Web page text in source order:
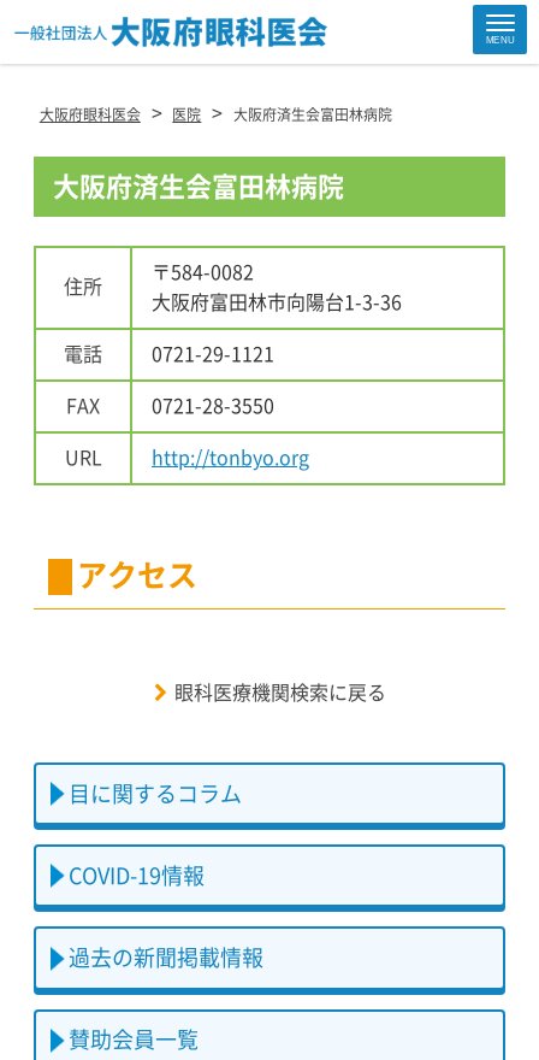
MENU
大阪府眼科医会 > 医院 > 大阪府済生会富田林病院
大阪府済生会富田林病院
住所
〒584-0082
大阪府富田林市向陽台1-3-36
電話 0721-29-1121
FAX 0721-28-3550
URL http://tonbyo.org
アクセス
眼科医療機関検索に戻る
目に関するコラム
COVID-19情報
過去の新聞掲載情報
賛助会員一覧
Site
Footer